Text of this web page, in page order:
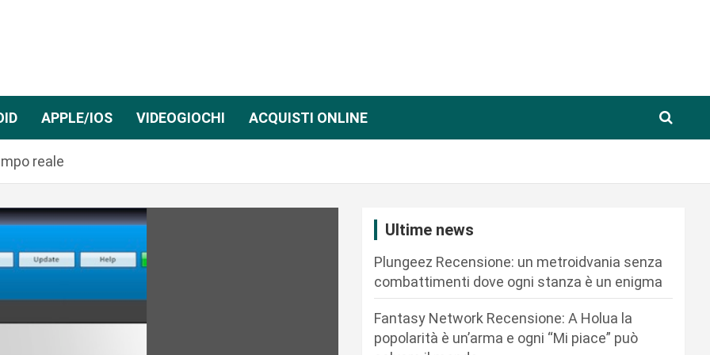
APPLE/IOS VIDEOGIOCHI ACQUISTI ONLINE
reale
Ultime news
Plungeez Recensione: un metroidvania senza
combattimenti dove ogni stanza è un enigma
Fantasy Network Recensione: A Holua la
popolarità è un’arma e ogni “Mi piace” può